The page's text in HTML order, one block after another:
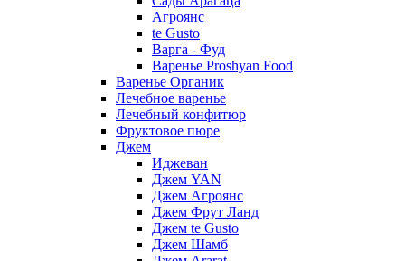
Агроянс
te Gusto
Варга - Фуд
Варенье Proshyan Food
Варенье Органик
Лечебное варенье
Лечебный конфитюр
Фруктовое пюре
Джем
Иджеван
Джем YAN
Джем Агроянс
Джем Фрут Ланд
Джем te Gusto
Джем Шамб